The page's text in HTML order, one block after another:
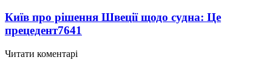
Київ про рішення Швеції щодо судна: Це
прецедент7641
Читати коментарі